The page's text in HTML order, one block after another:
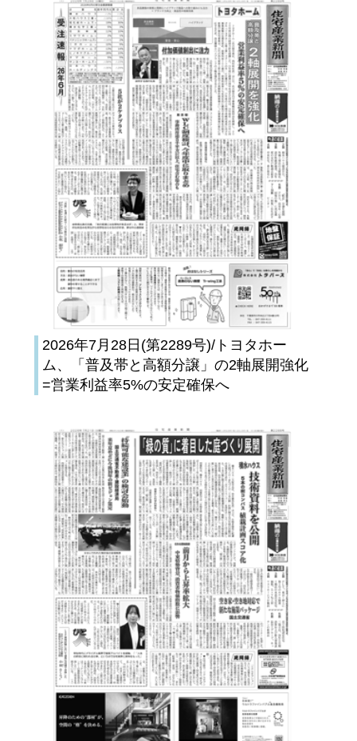
2026年7月28日(第2289号)/トヨタホー
ム、「普及帯と高額分譲」の2軸展開強化
=営業利益率5%の安定確保へ